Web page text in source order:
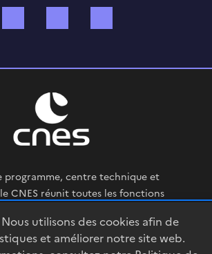
Nous utilisons des cookies afin de
et améliorer notre site web.
programme, centre technique et
CNES réunit toutes les fonctions
spatiale.